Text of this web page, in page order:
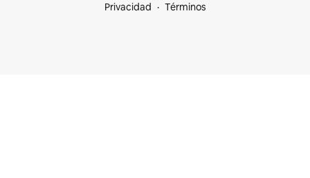
Privacidad
Términos